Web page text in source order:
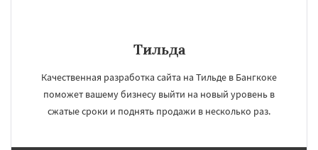
Тильда
Качественная разработка сайта на Тильде в Бангкоке
поможет вашему бизнесу выйти на новый уровень в
сжатые сроки и поднять продажи в несколько раз.